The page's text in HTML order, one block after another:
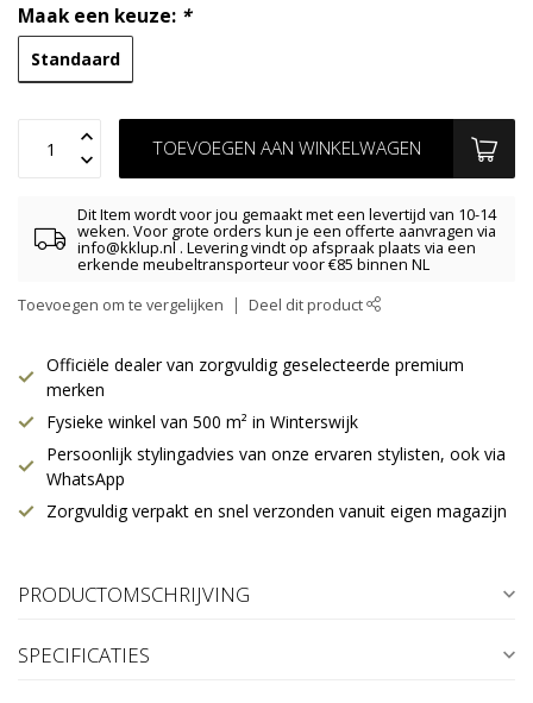
Maak een keuze: *
Standaard
TOEVOEGEN AAN WINKELWAGEN
Dit Item wordt voor jou gemaakt met een levertijd van 10-14
weken. Voor grote orders kun je een offerte aanvragen via
info@kklup.nl. Levering vindt op afspraak plaats via een
erkende meubeltransporteur voor €85 binnen NL
Toevoegen om te vergelijken Deel dit product
Officiële dealer van zorgvuldig geselecteerde premium
merken
Fysieke winkel van 500 m² in Winterswijk
Persoonlijk stylingadvies van onze ervaren stylisten, ook via
WhatsApp
Zorgvuldig verpakt en snel verzonden vanuit eigen magazijn
PRODUCTOMSCHRIJVING
SPECIFICATIES